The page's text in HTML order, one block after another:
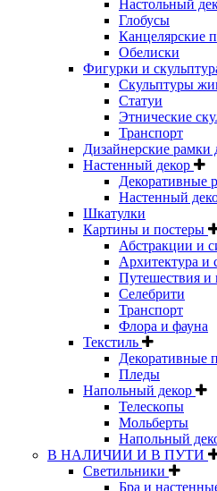
Настольный
Глобусы
Канцелярские
Обелиски
Фигурки и
Скульптуры
Статуи
Этнические
Транспорт
Дизайнерские рамки
Настенный декор
Декоративные
Настенный
Шкатулки
Картины и постеры
Абстракции и
Архитектура и
Путешествия и
Селебрити
Транспорт
Флора и фауна
Текстиль
Декоративные
Пледы
Напольный декор
Телескопы
Мольберты
Напольный
В НАЛИЧИИ И В ПУТИ
Светильники
Бра и